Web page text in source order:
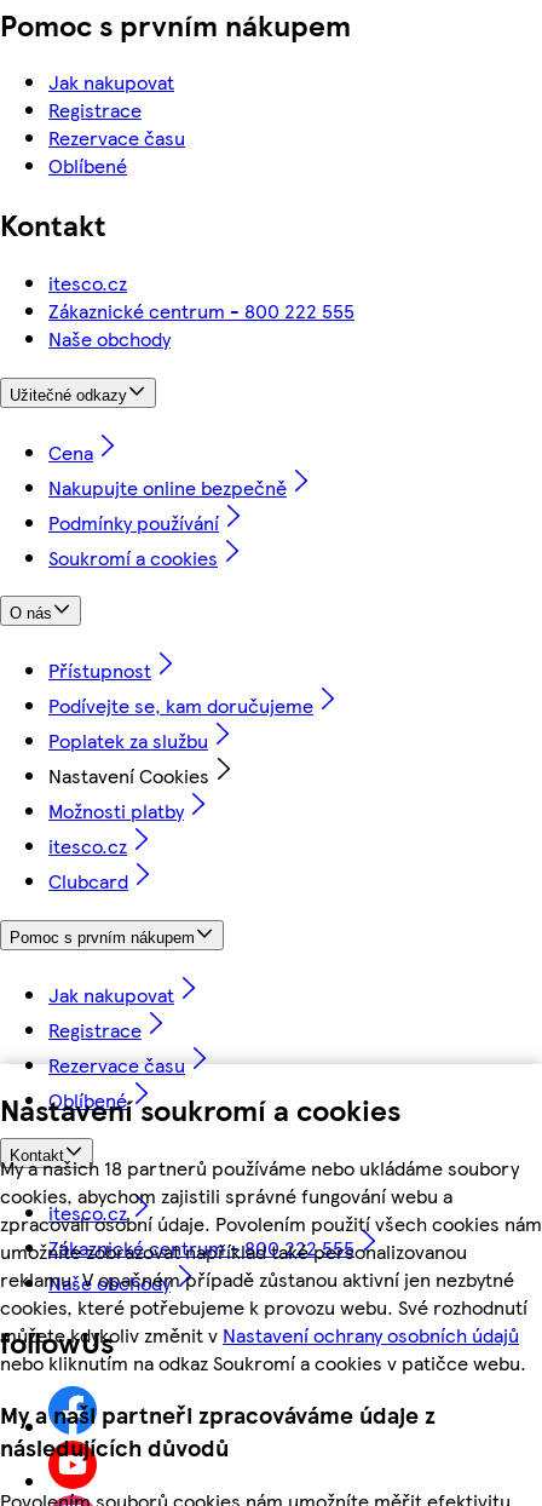
Nastavení soukromí a cookies
My a našich 18 partnerů používáme nebo ukládáme soubory
cookies, abychom zajistili správné fungování webu a
zpracovali osobní údaje. Povolením použití všech cookies nám
umožníte zobrazovat například také personalizovanou
reklamu. V opačném případě zůstanou aktivní jen nezbytné
cookies, které potřebujeme k provozu webu. Své rozhodnutí
můžete kdykoliv změnit v Nastavení ochrany osobních údajů
nebo kliknutím na odkaz Soukromí a cookies v patičce webu.
My a naši partneři zpracováváme údaje z
následujících důvodů
Pomoc s prvním nákupem
Jak nakupovat
Registrace
Rezervace času
Oblíbené
Kontakt
itesco.cz
Zákaznické centrum - 800 222 555
Naše obchody
Užitečné odkazy
Cena
Nakupujte online bezpečně
Podmínky používání
Soukromí a cookies
O nás
Přístupnost
Podívejte se, kam doručujeme
Poplatek za službu
Nastavení Cookies
Možnosti platby
itesco.cz
Clubcard
Pomoc s prvním nákupem
Jak nakupovat
Registrace
Rezervace času
Oblíbené
Kontakt
itesco.cz
Zákaznické centrum - 800 222 555
Naše obchody
followUs